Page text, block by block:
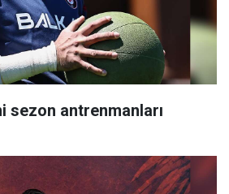
sezon antrenmanları